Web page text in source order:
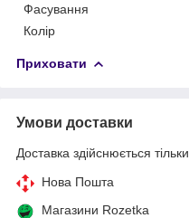
Фасування
Колір
Приховати
Умови доставки
Доставка здійснюється
Нова Пошта
Магазини Rozetka